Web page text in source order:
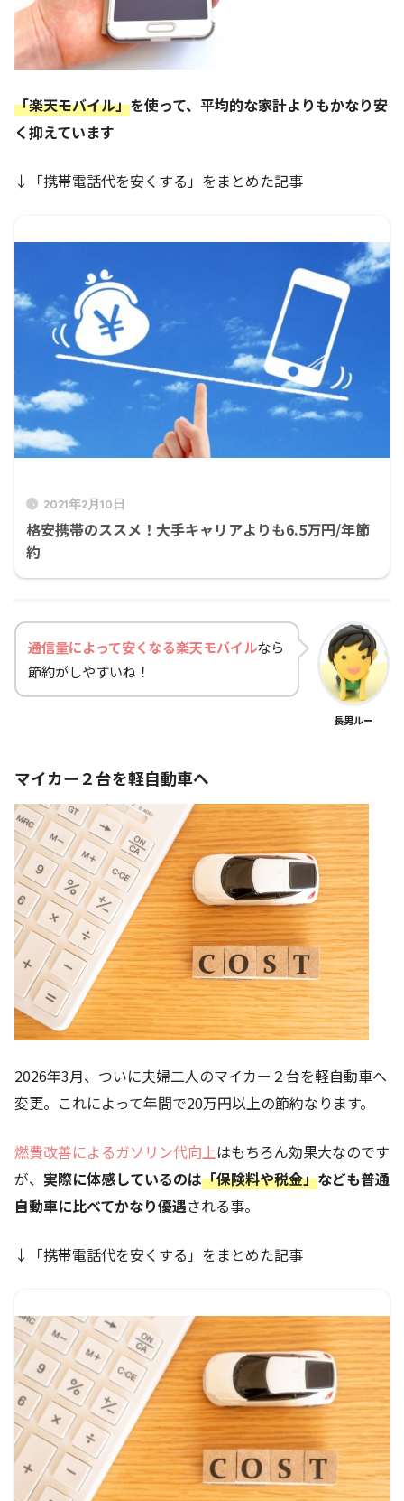
「楽天モバイル」を使って、平均的な家計よりもかなり安
く抑えています
↓「携帯電話代を安くする」をまとめた記事
2021年2月10日
格安携帯のススメ！大手キャリアよりも6.5万円/年節
約
通信量によって安くなる楽天モバイルなら
節約がしやすいね！
長男ルー
マイカー２台を軽自動車へ
2026年3月、ついに夫婦二人のマイカー２台を軽自動車へ
変更。これによって年間で20万円以上の節約なります。
燃費改善によるガソリン代向上はもちろん効果大なのです
が、 実際に体感しているのは「保険料や税金」なども普通
自動車に比べてかなり優遇される事。
↓「携帯電話代を安くする」をまとめた記事